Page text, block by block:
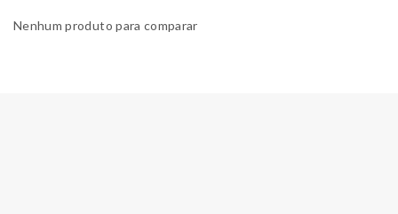
Nenhum produto para comparar